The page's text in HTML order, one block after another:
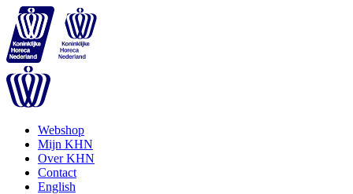
Webshop
Mijn KHN
Over KHN
Contact
English